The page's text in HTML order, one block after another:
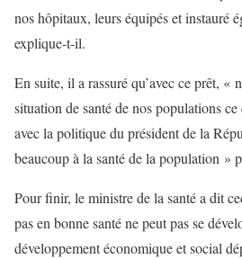
nos hôpitaux, leurs équipés et instauré
explique-t-il.
En suite, il a rassuré qu’avec ce prêt, «
situation de santé de nos populations
avec la politique du président de la
beaucoup à la santé de la population »
Pour finir, le ministre de la santé a dit
pas en bonne santé ne peut pas se
développement économique et social